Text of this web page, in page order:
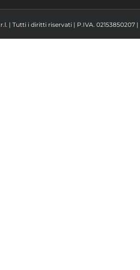
| Tutti i diritti riservati | P.IVA. 02153850207 |